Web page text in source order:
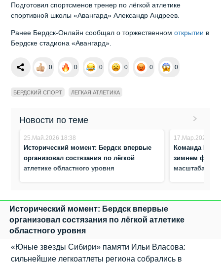
Подготовил спортсменов тренер по лёгкой атлетике
спортивной школы «Авангард» Александр Андреев.
Ранее Бердск-Онлайн сообщал о торжественномоткрытии в
Бердске стадиона «Авангард».
0 0 0 0 0 0
БЕРДСКИЙ СПОРТ ЛЕГКАЯ АТЛЕТИКА
Новости по теме
25.Май.2026 18:38
Исторический момент: Бердск впервые
организовал состязания по лёгкой
атлетике областного уровня
17.Мар.2026
Команда
зимнем
масштаба
Исторический момент: Бердск впервые
организовал состязания по лёгкой атлетике
областного уровня
«Юные звезды Сибири» памяти Ильи Власова:
сильнейшие легкоатлеты региона собрались в